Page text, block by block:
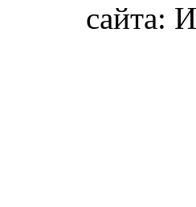
сайта: